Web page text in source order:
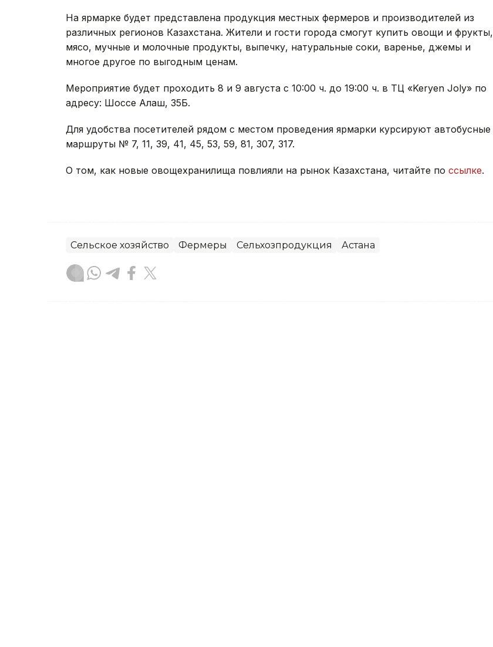
На ярмарке будет представлена продукция местных фермеров и производителей из
различных регионов Казахстана. Жители и гости города смогут купить овощи и фрукты,
мясо, мучные и молочные продукты, выпечку, натуральные соки, варенье, джемы и
многое другое по выгодным ценам.
Мероприятие будет проходить 8 и 9 августа с 10:00 ч. до 19:00 ч. в ТЦ «Keryen Joly» по
адресу: Шоссе Алаш, 35Б.
Для удобства посетителей рядом с местом проведения ярмарки курсируют автобусные
маршруты № 7, 11, 39, 41, 45, 53, 59, 81, 307, 317.
О том, как новые овощехранилища повлияли на рынок Казахстана, читайте по ссылке.
Сельское хозяйство Фермеры Сельхозпродукция Астана